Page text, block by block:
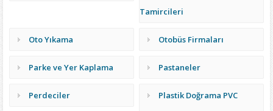
Tamircileri
Oto Yıkama Otobüs Firmaları
Parke ve Yer Kaplama Pastaneler
Perdeciler
Plastik Doğrama PVC